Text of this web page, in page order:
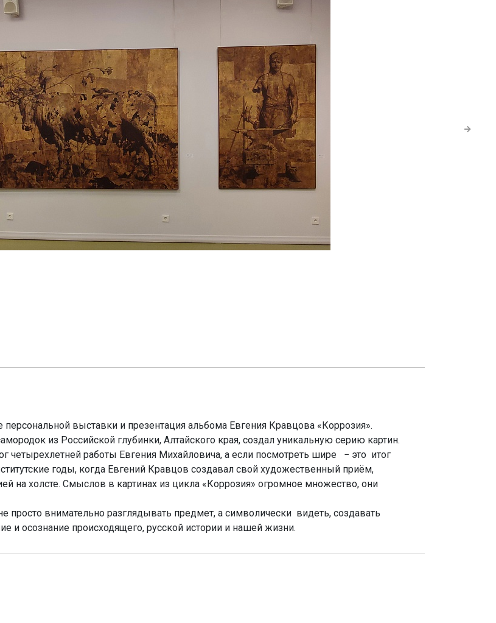
выставки и презентация альбома Евгения Кравцова «Коррозия».
из Российской глубинки, Алтайского края, создал уникальную серию картин.
четырехлетней работы Евгения Михайловича, а если посмотреть шире − это итог
годы, когда Евгений Кравцов создавал свой художественный приём,
на холсте. Смыслов в картинах из цикла «Коррозия» огромное множество, они
просто внимательно разглядывать предмет, а символически видеть, создавать
и осознание происходящего, русской истории и нашей жизни.